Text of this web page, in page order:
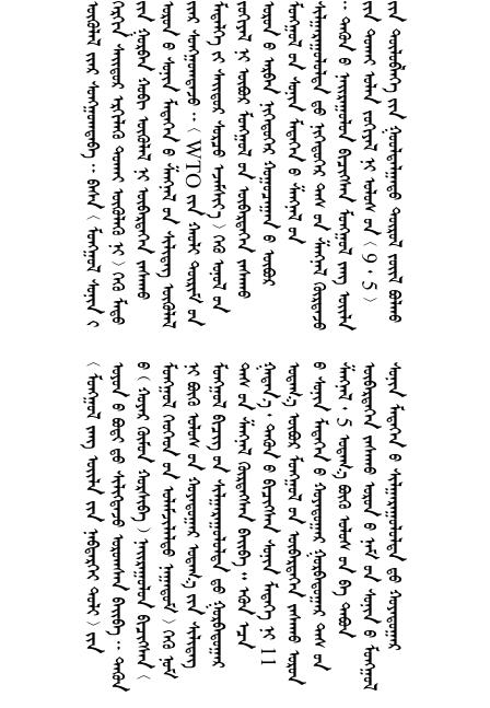
                                  WTO                                                   9  5       
                                                          11               5                   